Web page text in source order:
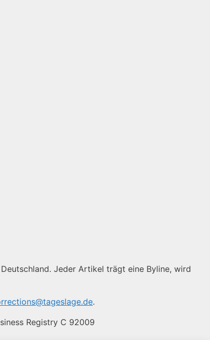
Jeder Artikel trägt eine Byline, wird
.
Registry C 92009